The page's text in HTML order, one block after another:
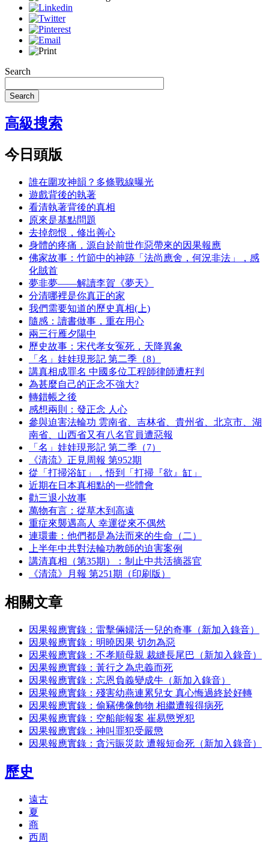
Search
Search
高級搜索
今日頭版
誰在圍攻神韻？多條戰線曝光
遊戲背後的執著
看清執著背後的真相
原來是基點問題
去掉怨恨，修出善心
身體的疼痛，源自於前世作惡帶來的因果報應
佛家故事：竹節中的神跡「法尚應舍，何況非法」，感
化賊首
夢非夢——解讀李賀《夢天》
分清哪裡是你真正的家
我們需要知道的歷史真相(上)
隨感：讀書做事，重在用心
兩三行雁夕陽中
歷史故事：宋代孝女冤死，天降異象
「名」娃娃現形記 第二季（8）
講真相成罪名 中國多位工程師律師遭枉判
為甚麼自己的正念不強大?
轉錯帳之後
感想兩則：發正念 人心
參與迫害法輪功 雲南省、吉林省、貴州省、北京市、湖
南省、山西省又有八名官員遭惡報
「名」娃娃現形記 第二季（7）
《清流》正見周報 第952期
從「打掃浴缸」，悟到「打掃『欲』缸」
近期在日本真相點的一些體會
勸三退小故事
萬物有言：從草木到高遠
重症來襲遇高人 幸運從來不偶然
連環畫：他們都是為法而來的生命（二）
上半年中共對法輪功教師的迫害案例
講清真相（第35期）：制止中共活摘器官
《清流》月報 第251期（印刷版）
相關文章
因果報應實錄：雷擊倆婦活一兒的奇事（新加入錄音）
因果報應實錄：明曉因果 切勿為惡
因果報應實錄：不孝順母親 裁縫長尾巴（新加入錄音）
因果報應實錄：黃行之為忠義而死
因果報應實錄：忘恩負義變成牛（新加入錄音）
因果報應實錄：殘害幼燕連累兒女 真心悔過終於好轉
因果報應實錄：偷竊佛像飾物 相繼遭報得病死
因果報應實錄：空船能報案 崔易懲兇犯
因果報應實錄：神叫罪犯受嚴懲
因果報應實錄：貪污賑災款 遭報短命死（新加入錄音）
歷史
遠古
夏
商
西周